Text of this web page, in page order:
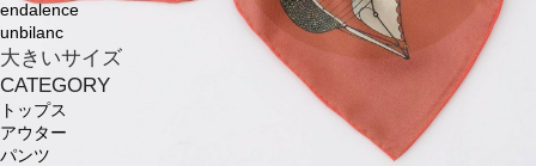
endalence
unbilanc
大きいサイズ
CATEGORY
トップス
アウター
パンツ